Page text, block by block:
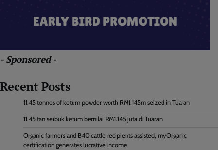
- Sponsored -
Recent Posts
11.45 tonnes of ketum powder worth RM1.145m seized in Tuaran
11.45 tan serbuk ketum bernilai RM1.145 juta di Tuaran
Organic farmers and B40 cattle recipients assisted, myOrganic
certification generates lucrative income